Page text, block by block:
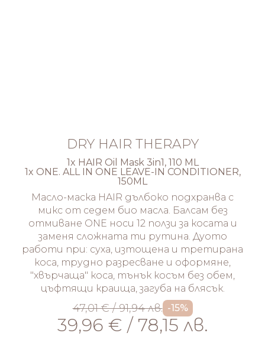
DRY HAIR THERAPY
1x HAIR Oil Mask 3in1, 110 ML
1x ONE. ALL IN ONE LEAVE-IN CONDITIONER,
150ML
Масло-маска HAIR дълбоко подхранва с
микс от седем био масла. Балсам без
отмиване ONE носи 12 ползи за косата и
заменя сложната ти рутина. Дуото
работи при: суха, изтощена и третирана
коса, трудно разресване и оформяне,
"хвърчаща" коса, тънък косъм без обем,
цъфтящи краища, загуба на блясък.
47,01 € / 91,94 лв. -15%
39,96 € / 78,15 лв.